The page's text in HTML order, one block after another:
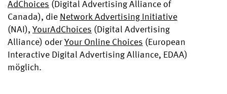
AdChoices (Digital Advertising Alliance of
Canada), die Network Advertising Initiative
(NAI), YourAdChoices (Digital Advertising
Alliance) oderYour Online Choices (European
Interactive Digital Advertising Alliance, EDAA)
möglich.